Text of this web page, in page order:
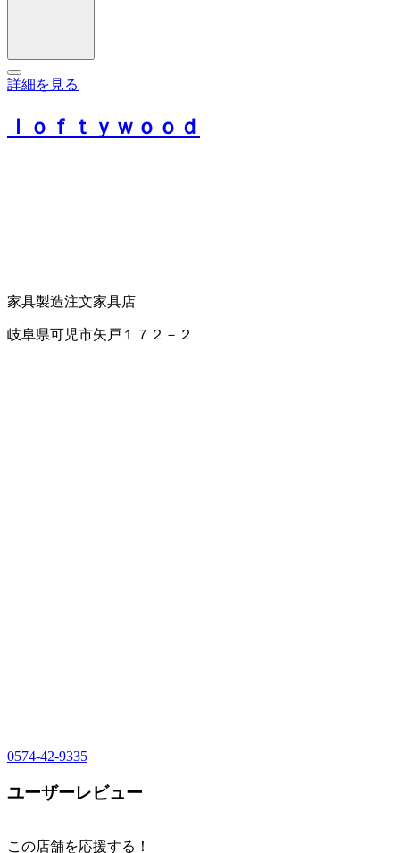
詳細を見る
ｌｏｆｔｙｗｏｏｄ
家具製造注文家具店
岐阜県可児市矢戸１７２－２
0574-42-9335
ユーザーレビュー
この店舗を応援する！